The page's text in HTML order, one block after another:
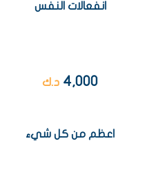
انفعالات النفس
4,000 د.ك
اعظم من كل شيء